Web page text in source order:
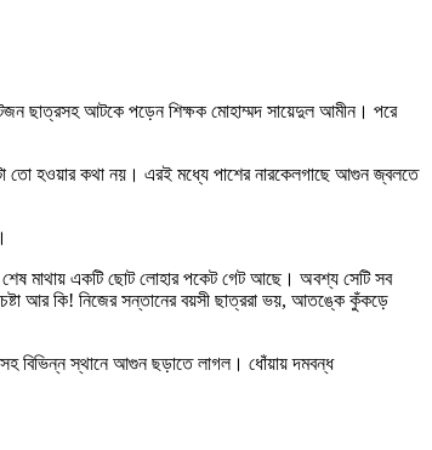
ছাত্রসহ আটকে পড়েন শিক্ষক মোহাম্মদ সায়েদুল আমীন। পরে
তো হওয়ার কথা নয়। এরই মধ্যে পাশের নারকেলগাছে আগুন জ্বলতে
শেষ মাথায় একটি ছোট লোহার পকেট গেট আছে। অবশ্য সেটি সব
আর কি! নিজের সন্তানের বয়সী ছাত্ররা ভয়, আতঙ্কে কুঁকড়ে
বিভিন্ন স্থানে আগুন ছড়াতে লাগল। ধোঁয়ায় দমবন্ধ